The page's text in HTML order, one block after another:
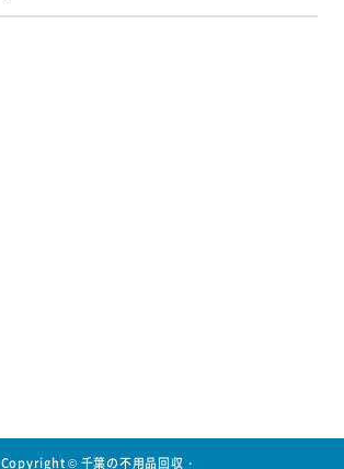
Copyright © 千葉の不用品回収・